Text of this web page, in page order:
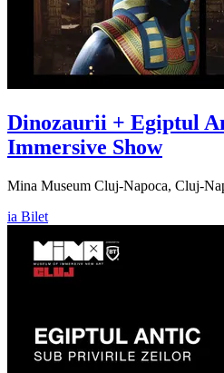
Dinozaurii + Egiptul
Immersive Show
Mina Museum Cluj-Napoca, Cluj-
ia Bilet